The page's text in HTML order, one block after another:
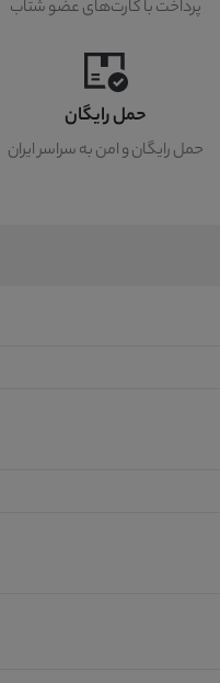
پرداخت با کارت‌های عضو شتاب
حمل رایگان
حمل رایگان و امن به سراسر ایران